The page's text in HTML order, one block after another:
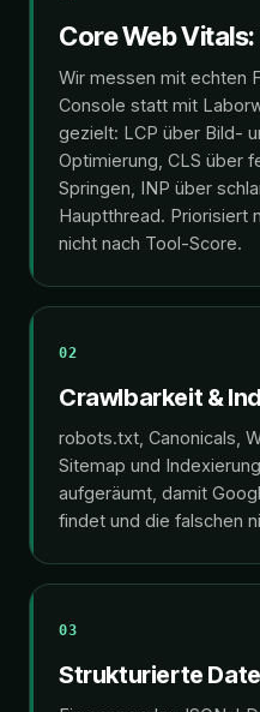
Core Web Vitals:
Wir messen mit echten
Console statt mit
gezielt: LCP über Bild-
Optimierung, CLS über
Springen, INP über
Hauptthread. Priorisiert
nicht nach Tool-Score.
02
Crawlbarkeit &
robots.txt, Canonicals,
Sitemap und
aufgeräumt, damit
findet und die falschen
03
Strukturierte